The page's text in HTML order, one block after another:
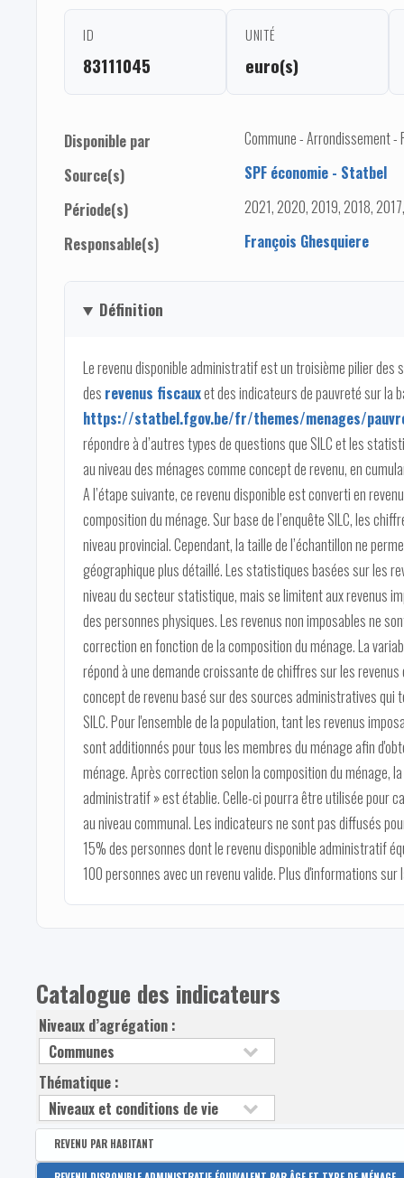
ID
83111045
UNITÉ
euro(s)
Disponible par
Commune - Arrondissement -
Source(s)
SPF économie - Statbel
Période(s)
2021, 2020, 2019, 2018,
Responsable(s)
François Ghesquiere
Définition
Le revenu disponible administratif est un troisième pilier
des revenus fiscauxet des indicateurs de pauvreté sur la
https://statbel.fgov.be/fr/themes/menages/
répondre à d’autres types de questions que SILC et les
au niveau des ménages comme concept de revenu, en
A l’étape suivante, ce revenu disponible est converti en
composition du ménage. Sur base de l’enquête SILC, les
niveau provincial. Cependant, la taille de l’échantillon ne
géographique plus détaillé. Les statistiques basées sur les
niveau du secteur statistique, mais se limitent aux revenus
des personnes physiques. Les revenus non imposables ne
correction en fonction de la composition du ménage. La
répond à une demande croissante de chiffres sur les
concept de revenu basé sur des sources administratives qui
SILC. Pour l'ensemble de la population, tant les revenus
sont additionnés pour tous les membres du ménage afin
ménage. Après correction selon la composition du ménage,
administratif » est établie. Celle-ci pourra être utilisée pour
au niveau communal. Les indicateurs ne sont pas diffusés
15% des personnes dont le revenu disponible administratif
100 personnes avec un revenu valide. Plus d'informations
Catalogue des indicateurs
Niveaux d’agrégation :
Thématique :
REVENU PAR HABITANT